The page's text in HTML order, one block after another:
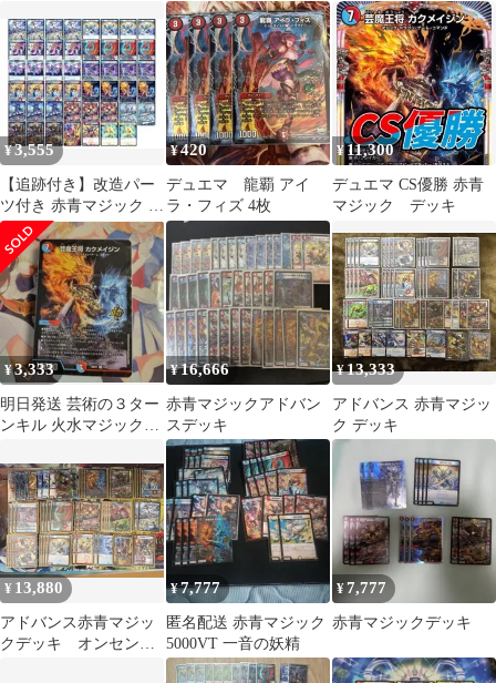
ーズ、魔道具
¥3,555
【追跡付き】改造パー
ツ付き 赤青マジック デ
ッキ ドキつよ改造
¥420
デュエマ 龍覇 アイ
ラ・フィズ 4枚
¥11,300
デュエマ CS優勝 赤青
マジック デッキ
¥3,333
明日発送 芸術の３ター
ンキル 火水マジックデ
カクメイジン
¥16,666
赤青マジックアドバン
スデッキ
¥13,333
アドバンス 赤青マジッ
ク デッキ
¥ 13,880
アドバンス赤青マジッ
クデッキ オンセンガ
¥7,777
匿名配送 赤青マジック
5000VT 一音の妖精
¥7,777
赤青マジックデッキ